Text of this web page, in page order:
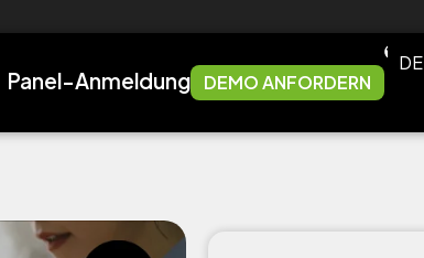
Panel-Anmeldung DEMO ANFORDERN
DE
EN